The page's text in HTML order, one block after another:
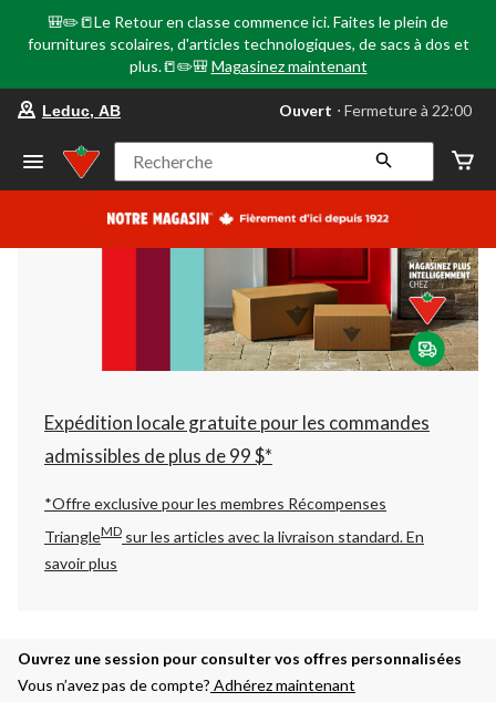
🎒✏️📒Le Retour en classe commence ici. Faites le plein de
fournitures scolaires, d'articles technologiques, de sacs à dos et
plus.📒✏️🎒 Magasinez maintenant
votre
préféré
Leduc,
AB,
courament
Fermeture
à
22:00
cliquer
pour
changer
Leduc, AB Ouvert ⋅ Fermeture à 22:00
Recherche
Expédition locale gratuite pour les commandes
admissibles de plus de 99 $*
*Offre exclusive pour les membres Récompenses
TriangleMD sur les articles avec la livraison standard.En
savoir plus
Ouvrez une session pour consulter vos offres personnalisées
Vous n’avez pas de compte? Adhérez maintenant